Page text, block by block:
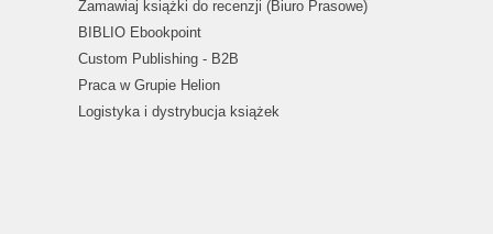
Zamawiaj książki do recenzji (Biuro Prasowe)
BIBLIO Ebookpoint
Custom Publishing - B2B
Praca w Grupie Helion
Logistyka i dystrybucja książek